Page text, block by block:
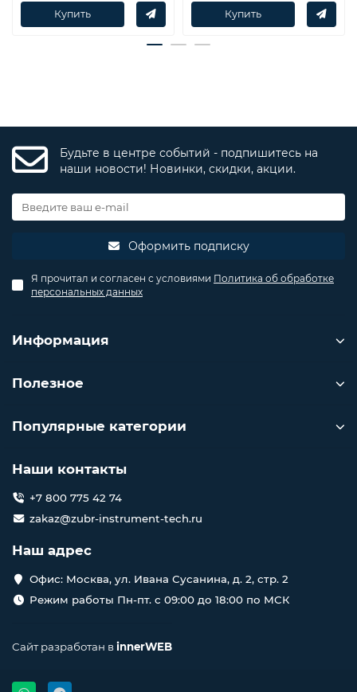
Купить Купить
Будьте в центре событий - подпишитесь на
наши новости! Новинки, скидки, акции.
Оформить подписку
Я прочитал и согласен с условиями Политика об обработке
персональных данных
Информация
Полезное
Популярные категории
Наши контакты
+7 800 775 42 74
zakaz@zubr-instrument-tech.ru
Наш адрес
Офис: Москва, ул. Ивана Сусанина, д. 2, стр. 2
Режим работы Пн-пт. с 09:00 до 18:00 по МСК
Сайт разработан вinnerWEB